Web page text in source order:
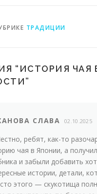
ТРАДИЦИИ
“ ИСТОРИЯ ЧАЯ
”
СЛАВА 02.10.2025
ребят, как-то
чая в Японии, а
и забыли добавить
истории, детали,
этого — скукотища